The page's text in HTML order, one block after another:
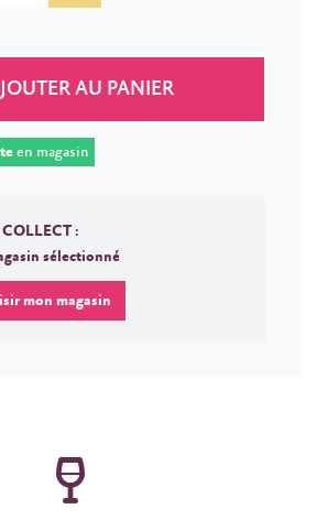
AU PANIER
en magasin
:
sélectionné
mon magasin